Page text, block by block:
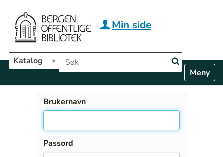
Hopp til hovedinnhold
Søk i biblioteket
Katalog
Min side
v
Toggle
Brukernavn
Passord